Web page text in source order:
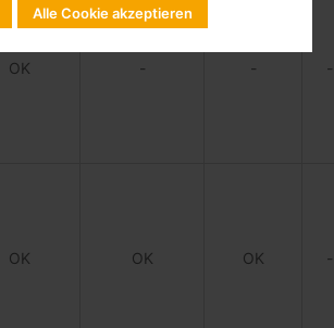
OK - - -
OK OK OK -
Alle Cookie akzeptieren